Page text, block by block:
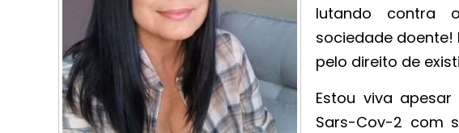
lutando contra
sociedade doente!
pelo direito de
Estou viva
Sars-Cov-2 com